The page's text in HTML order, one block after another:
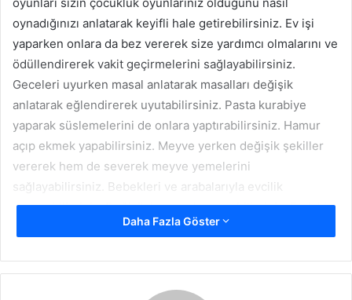
oynadığınızı anlatarak keyifli hale getirebilirsiniz. Ev işi
yaparken onlara da bez vererek size yardımcı olmalarını ve
ödüllendirerek vakit geçirmelerini sağlayabilirsiniz.
Geceleri uyurken masal anlatarak masalları değişik
anlatarak eğlendirerek uyutabilirsiniz. Pasta kurabiye
yaparak süslemelerini de onlara yaptırabilirsiniz. Hamur
açıp ekmek yapabilirsiniz. Meyve yerken değişik şekiller
vererek hem de severek meyve yemelerini
sağlayabilirsiniz. Bebekleri ve arabalarıyla evcilik
oynayabilirsiniz. Değişik boyamalar yapabilirsiniz. Evdeki
kağıtları keserek makası ellerine vererek şekiller
Daha Fazla Göster